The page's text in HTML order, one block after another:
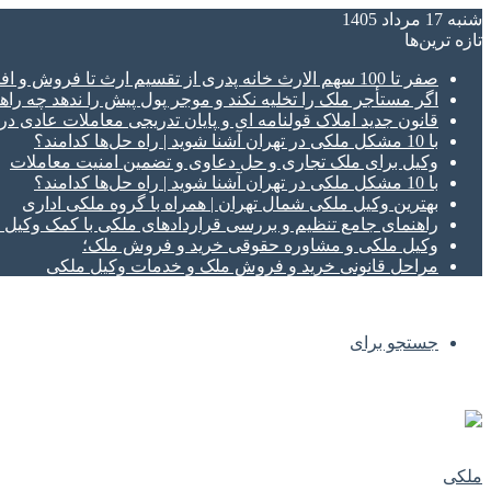
شنبه 17 مرداد 1405
تازه‌ ترین‌ها
صفر تا 100 سهم الارث خانه پدری از تقسیم ارث تا فروش و افراز ملک ورثه ای
اگر مستأجر ملک را تخلیه نکند و موجر پول پیش را ندهد چه
قانون جدید املاک قولنامه ای و پایان تدریجی معاملات عادی
با 10 مشکل ملکی در تهران آشنا شوید | راه حل‌ها کدامند؟
وکیل برای ملک تجاری و حل دعاوی و تضمین امنیت معاملات
با 10 مشکل ملکی در تهران آشنا شوید | راه حل‌ها کدامند؟
بهترین وکیل ملکی شمال تهران | همراه با گروه ملکی اداری
راهنمای جامع تنظیم و بررسی قراردادهای ملکی با کمک
وکیل ملکی و مشاوره حقوقی خرید و فروش ملک؛
مراحل قانونی خرید و فروش ملک و خدمات وکیل ملکی
جستجو برای